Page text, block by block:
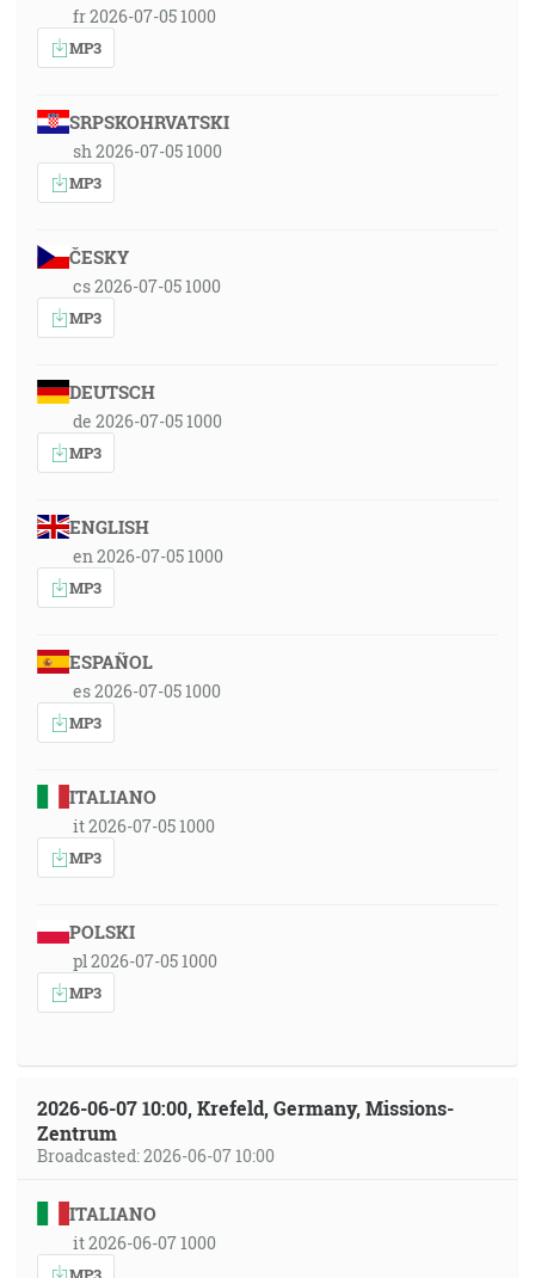
fr 2026-07-05 1000
MP3
SRPSKOHRVATSKI
sh 2026-07-05 1000
MP3
ČESKY
cs 2026-07-05 1000
MP3
DEUTSCH
de 2026-07-05 1000
MP3
ENGLISH
en 2026-07-05 1000
MP3
ESPAÑOL
es 2026-07-05 1000
MP3
ITALIANO
it 2026-07-05 1000
MP3
POLSKI
pl 2026-07-05 1000
MP3
2026-06-07 10:00, Krefeld, Germany, Missions-
Zentrum
Broadcasted: 2026-06-07 10:00
ITALIANO
it 2026-06-07 1000